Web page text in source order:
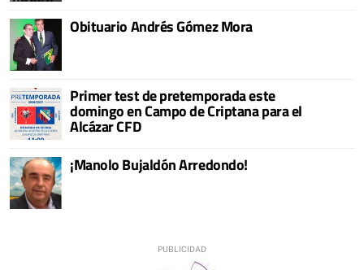
Obituario Andrés Gómez Mora
Primer test de pretemporada este
domingo en Campo de Criptana para el
Alcázar CFD
¡Manolo Bujaldón Arredondo!